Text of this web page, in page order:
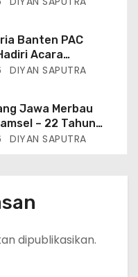
Banten PAC
Acara
Ke-81
RI Di Silang Monas
DIYAN SAPUTRA
Jawa Merbau
– 22 Tahun
Agustina Viral Di
Meminta Pemda
DIYAN SAPUTRA
dipublikasikan.